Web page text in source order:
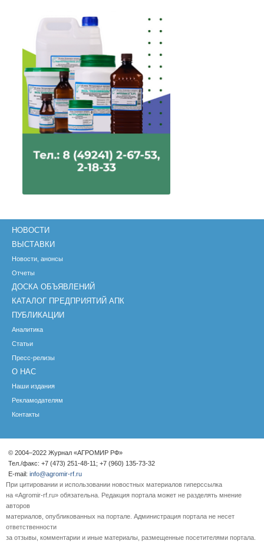
НОВОСТИ
ВЫСТАВКИ
Новости, анонсы
Отчеты
ДОСКА ОБЪЯВЛЕНИЙ
КАТАЛОГ ПРЕДПРИЯТИЙ АПК
ПУБЛИКАЦИИ
Аналитика
Статьи
Пресс-релизы
О НАС
Наши издания
Рекламодателям
Контакты
© 2004–2022 Журнал «АГРОМИР РФ»
Тел./факс: +7 (473) 251-48-11; +7 (960) 135-73-32
E-mail: info@agromir-rf.ru
При цитировании и использовании новостных материалов гиперссылка
на «Agromir-rf.ru» обязательна. Редакция портала может не разделять мнение
авторов
материалов, опубликованных на портале. Администрация портала не несет
ответственности
за отзывы, комментарии и иные материалы, размещенные посетителями портала.